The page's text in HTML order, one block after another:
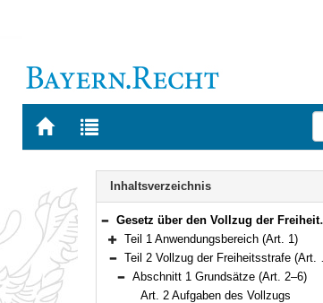
Zur
BAYERN.RECHT
Zur
letzten
Navigation
Inhaltsverzeichnis
Bereich reduzieren
Gesetz über den Vollzug der Freiheitsstrafe und der Jugendstrafe (Bayerisches Strafvollzugsgesetz – BayStVollzG) Vom 10. Dezember 2007 (GVBl. S. 866) BayRS 312-2-1-J (Art. 1–209)
Bereich erweitern
Teil 1 Anwendungsbereich (Art. 1)
Bereich reduzieren
Teil 2 Vollzug der Freiheitsstrafe (Art. 2–120)
Bereich reduzieren
Abschnitt 1 Grundsätze (Art. 2–6)
Art. 2 Aufgaben des Vollzugs